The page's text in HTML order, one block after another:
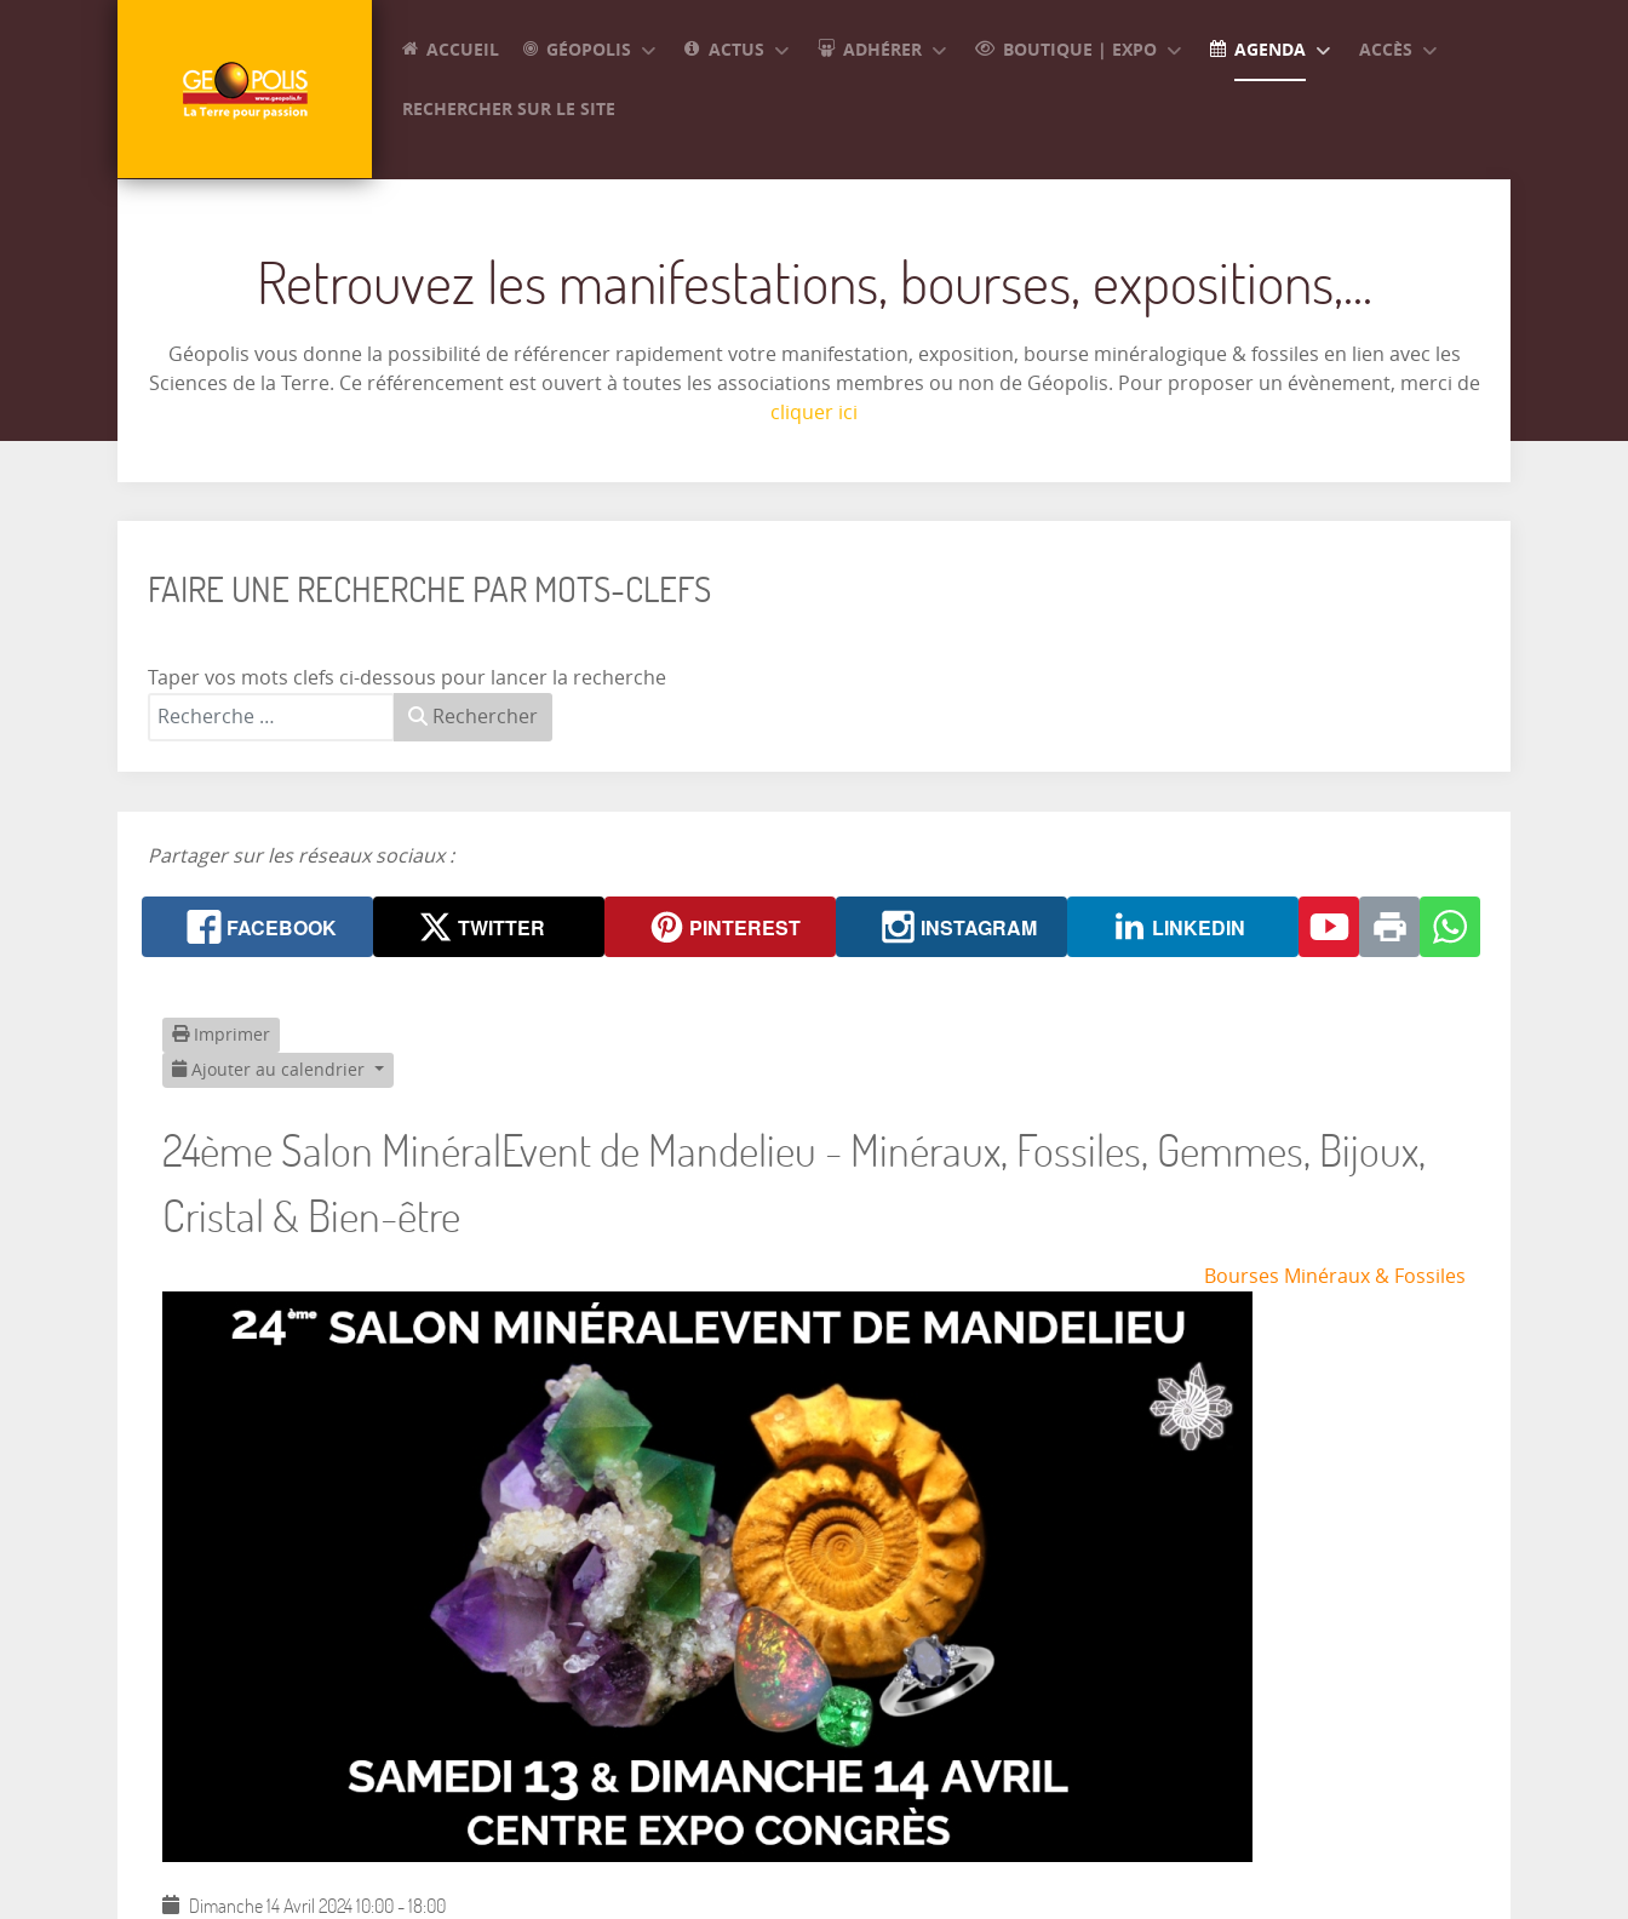
ACCUEIL GÉOPOLIS ACTUS ADHÉRER BOUTIQUE | EXPO AGENDA ACCÈS
RECHERCHER SUR LE SITE
Retrouvez les manifestations, bourses, expositions,...
Géopolis vous donne la possibilité de référencer rapidement votre manifestation, exposition, bourse minéralogique & fossiles en lien avec les
Sciences de la Terre. Ce référencement est ouvert à toutes les associations membres ou non de Géopolis. Pour proposer un évènement, merci de
cliquer ici
FAIRE UNE RECHERCHE PAR MOTS-CLEFS
Taper vos mots clefs ci-dessous pour lancer la recherche
Rechercher
Partager sur les réseaux sociaux :
FACEBOOK TWITTER PINTEREST INSTAGRAM LINKEDIN
Imprimer
Ajouter au calendrier
24ème Salon MinéralEvent de Mandelieu - Minéraux, Fossiles, Gemmes, Bijoux,
Cristal & Bien-être
Bourses Minéraux & Fossiles
Dimanche 14 Avril 202410:00 -18:00